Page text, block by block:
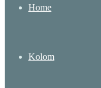
Home
Kolom